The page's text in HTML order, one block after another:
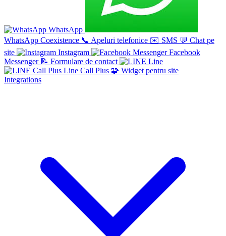
WhatsApp
WhatsApp Coexistence 📞 Apeluri telefonice ✉️ SMS 💬 Chat pe
site
Instagram
Facebook
Messenger 📝 Formulare de contact
Line
Line Call Plus 🧩 Widget pentru site
Integrations